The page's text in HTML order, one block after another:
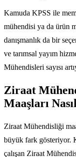
Kamuda KPSS ile
mühendisi ya da ürün
danışmanlık da bir
ve tarımsal yayım
Mühendisleri sayısı
Ziraat
Maaşları
Ziraat Mühendisliği
büyük fark gösteriyor.
çalışan Ziraat